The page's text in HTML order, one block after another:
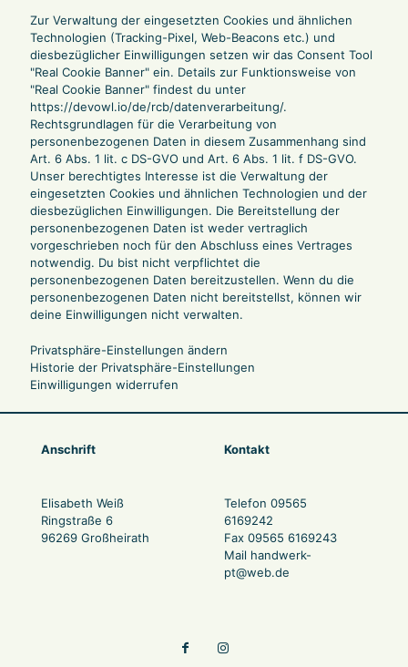
Zur Verwaltung der eingesetzten Cookies und ähnlichen
Technologien (Tracking-Pixel, Web-Beacons etc.) und
diesbezüglicher Einwilligungen setzen wir das Consent Tool
"Real Cookie Banner" ein. Details zur Funktionsweise von
"Real Cookie Banner" findest du unter
https://devowl.io/de/rcb/datenverarbeitung/.
Rechtsgrundlagen für die Verarbeitung von
personenbezogenen Daten in diesem Zusammenhang sind
Art. 6 Abs. 1 lit. c DS-GVO und Art. 6 Abs. 1 lit. f DS-GVO.
Unser berechtigtes Interesse ist die Verwaltung der
eingesetzten Cookies und ähnlichen Technologien und der
diesbezüglichen Einwilligungen. Die Bereitstellung der
personenbezogenen Daten ist weder vertraglich
vorgeschrieben noch für den Abschluss eines Vertrages
notwendig. Du bist nicht verpflichtet die
personenbezogenen Daten bereitzustellen. Wenn du die
personenbezogenen Daten nicht bereitstellst, können wir
deine Einwilligungen nicht verwalten.
Privatsphäre-Einstellungen ändern
Historie der Privatsphäre-Einstellungen
Einwilligungen widerrufen
Anschrift
Elisabeth Weiß
Ringstraße 6
96269 Großheirath
Kontakt
Telefon 09565
6169242
Fax 09565 6169243
Mail handwerk-
pt@web.de